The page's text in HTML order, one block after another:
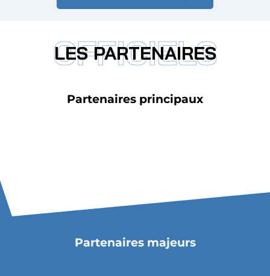
OFFICIELS
LES PARTENAIRES
Partenaires principaux
Partenaires majeurs